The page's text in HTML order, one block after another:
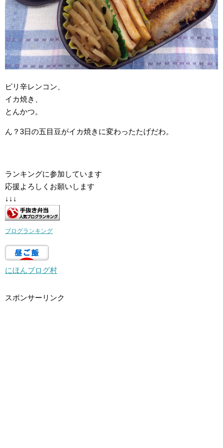
ピリ辛レンコン、
イカ焼き、
とんかつ。
ん？3日の五目豆がイカ焼きに変わったたげだわ。
ランキングに参加しています
応援よろしくお願いします
↓↓↓
ブログランキング
にほんブログ村
スポンサーリンク